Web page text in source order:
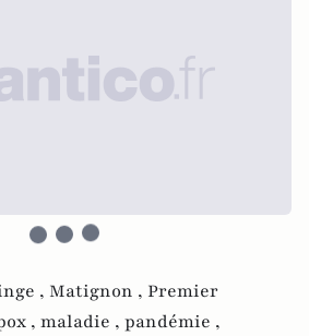
, Matignon , Premier
, maladie , pandémie ,